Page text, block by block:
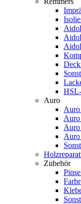
Auro
Auro
Auro
Zubehör